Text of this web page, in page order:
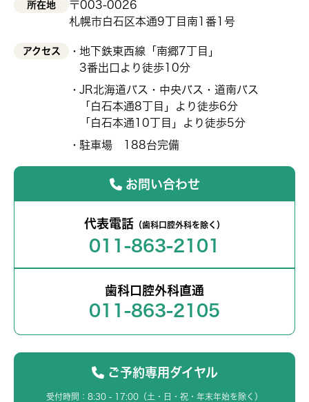
所在地
〒003-0026
札幌市白石区本通9丁目南1番1号
アクセス
地下鉄東西線「南郷7丁目」
3番出口より徒歩10分
JR北海道バス・中央バス・道南バス
「白石本通8丁目」より徒歩6分
「白石本通10丁目」より徒歩5分
駐車場 188台完備
お問い合わせ
代表電話 （歯科口腔外科を除く）
011-863-2101
歯科口腔外科直通
011-863-2105
ご予約専用ダイヤル
受付時間：8:30 - 17:00（土・日・祝・年末年始を除く）